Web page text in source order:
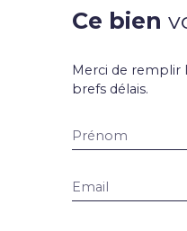
Ce bien
Merci de remplir
brefs délais.
Prénom
Email